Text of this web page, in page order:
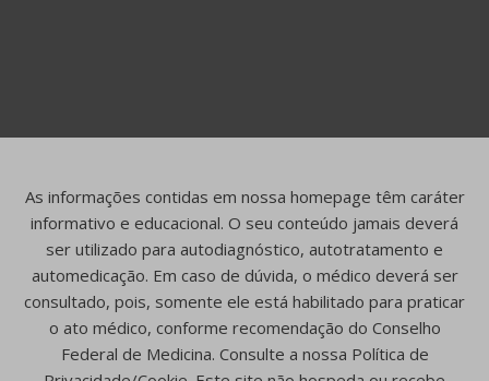
As informações contidas em nossa homepage têm caráter
informativo e educacional. O seu conteúdo jamais deverá
ser utilizado para autodiagnóstico, autotratamento e
automedicação. Em caso de dúvida, o médico deverá ser
consultado, pois, somente ele está habilitado para praticar
o ato médico, conforme recomendação do Conselho
Federal de Medicina. Consulte a nossa Política de